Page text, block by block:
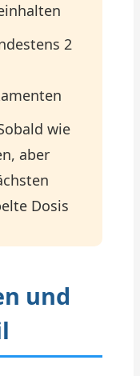
2
wie
aber
Dosis
und